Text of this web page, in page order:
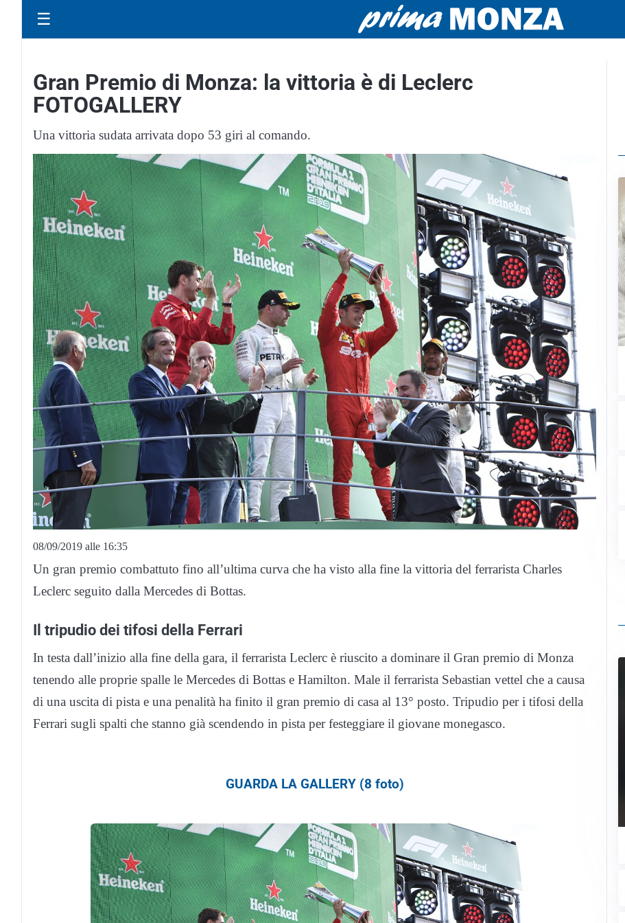
☰
Gran Premio di Monza: la vittoria è di Leclerc
FOTOGALLERY
Una vittoria sudata arrivata dopo 53 giri al comando.
08/09/2019 alle 16:35
Un gran premio combattuto fino all’ultima curva che ha visto alla fine la vittoria del ferrarista Charles
Leclerc seguito dalla Mercedes di Bottas.
Il tripudio dei tifosi della Ferrari
In testa dall’inizio alla fine della gara, il ferrarista Leclerc è riuscito a dominare il Gran premio di Monza
tenendo alle proprie spalle le Mercedes di Bottas e Hamilton. Male il ferrarista Sebastian vettel che a causa
di una uscita di pista e una penalità ha finito il gran premio di casa al 13° posto. Tripudio per i tifosi della
Ferrari sugli spalti che stanno già scendendo in pista per festeggiare il giovane monegasco.
GUARDA LA GALLERY (8 foto)